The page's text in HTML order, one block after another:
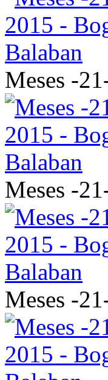
Meses -
Meses -
Meses -